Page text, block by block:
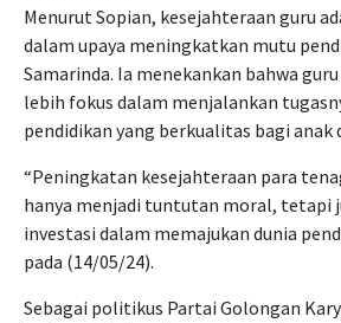
Menurut Sopian, kesejahteraan guru
dalam upaya meningkatkan mutu
Samarinda. Ia menekankan bahwa
lebih fokus dalam menjalankan
pendidikan yang berkualitas bagi anak
“Peningkatan kesejahteraan para
hanya menjadi tuntutan moral, tetapi
investasi dalam memajukan dunia
pada (14/05/24).
Sebagai politikus Partai Golongan